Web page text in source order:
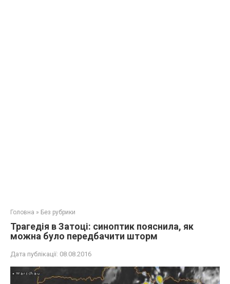
Головна » Без рубрики
Трагедія в Затоці: синоптик пояснила, як
можна було передбачити шторм
Дата публікації: 08.08.2016